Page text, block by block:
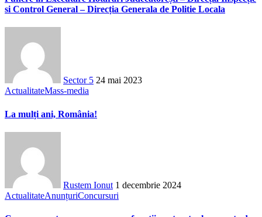
si Control General – Direcția Generala de Politie Locala
Sector 5 24 mai 2023
ActualitateMass-media
La mulți ani, România!
Rustem Ionut 1 decembrie 2024
ActualitateAnunțuriConcursuri